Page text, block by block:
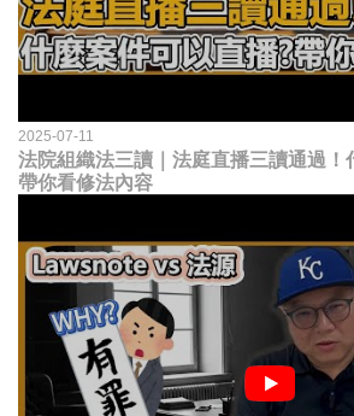
2025-07-11
法院組織法三讀｜法庭直播三讀通過！
帶你看修法內容